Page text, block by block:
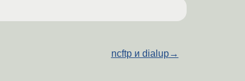
ncftp и dialup→